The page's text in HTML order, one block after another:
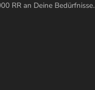
RR an Deine Bedürfnisse.